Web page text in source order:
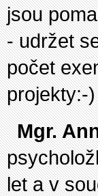
jsou
- udržet
počet
projekty:-)
Mgr.
let a v